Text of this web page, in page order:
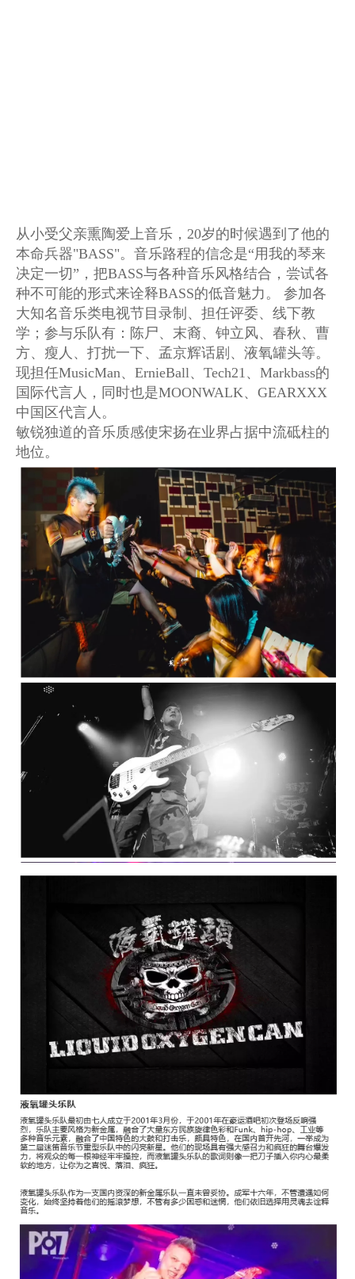
从小受父亲熏陶爱上音乐，20岁的时候遇到了他的
本命兵器"BASS"。音乐路程的信念是“用我的琴来
决定一切”，把BASS与各种音乐风格结合，尝试各
种不可能的形式来诠释BASS的低音魅力。
参加各
大知名音乐类电视节目录制、担任评委、线下教
学；参与乐队有：陈尸、末裔、钟立风、春秋、曹
方、瘦人、打扰一下、孟京辉话剧、液氧罐头等。
现担任MusicMan、ErnieBall、Tech21、Markbass的
国际代言人，同时也是MOONWALK、GEARXXX
中国区代言人。
敏锐独道的音乐质感使宋扬在业界占据中流砥柱的
地位。